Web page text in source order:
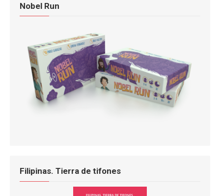
Nobel Run
Filipinas. Tierra de tifones